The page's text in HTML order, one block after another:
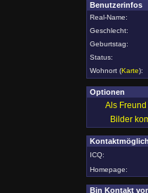
Benutzerinfos
Real-Name:
Geschlecht:
Geburtstag:
Status:
Wohnort (Karte):
Optionen
Als
Bilder
ICQ:
Homepage:
Bin Kontakt